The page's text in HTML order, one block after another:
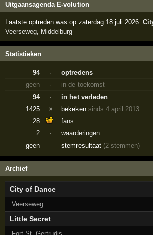
Uitgaansagenda E-volution
Laatste optreden was op zaterdag 18 juli 2026:
Veerseweg
Middelburg
Statistieken
94 ·
optredens
geen
·
in de toekomst
94
·
in het verleden
1425
× bekekensinds 4 april 2013
28
fans
2
·
waarderingen
geen
stemresultaat (2 stemmen)
Archief
City of Dance
Veerseweg
Little Secret